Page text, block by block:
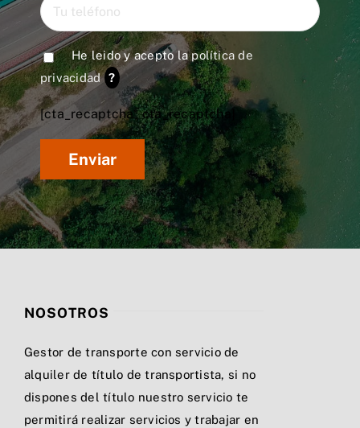
He leido y acepto lapolítica de
privacidad ?
[cta_recaptcha* cta_recaptcha]
NOSOTROS
Gestor de transporte con servicio de
alquiler de título de transportista, si no
dispones del título nuestro servicio te
permitirá realizar servicios y trabajar en